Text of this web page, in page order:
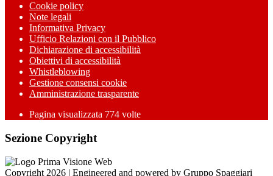
Cookie policy
Note legali
Informativa Privacy
Ufficio Relazioni con il Pubblico
Dichiarazione di accessibilità
Obiettivi di accessibilità
Whistleblowing
Gestione consensi cookie
Amministrazione trasparente
Pagina visualizzata 774 volte
Sezione Copyright
Copyright 2026 | Engineered and powered by Gruppo Spaggiari